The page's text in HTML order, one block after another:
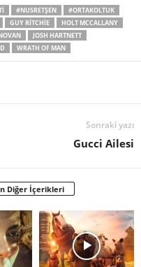
#NUSRETŞEN
#ORTAKOLTUK
GUY RITCHIE
HOLT MCCALLANY
JOSH HARTNETT
WRATH OF MAN
Sonraki yazı
Gucci Ailesi
Diğer İçerikleri